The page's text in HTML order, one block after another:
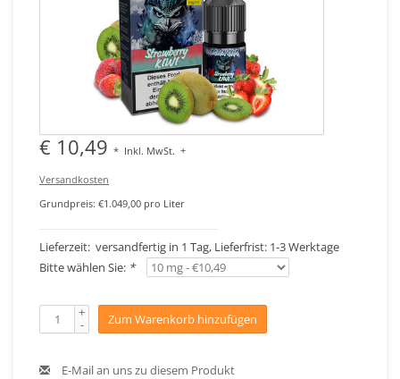
€ 10,49 * Inkl. MwSt. +
Versandkosten
Grundpreis: €1.049,00 pro Liter
Lieferzeit: versandfertig in 1 Tag, Lieferfrist: 1-3 Werktage
Bitte wählen Sie: *
+
- Zum Warenkorb hinzufügen
E-Mail an uns zu diesem Produkt